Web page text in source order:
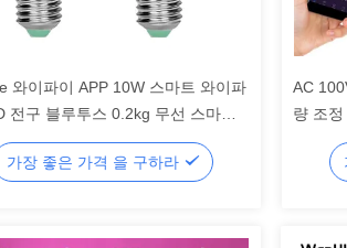
와이파이 APP 10W 스마트 와이파
전구 블루투스 0.2kg 무선 스마트
구 가정 자동화
가장 좋은 가격 을 구하라
AC
량 조